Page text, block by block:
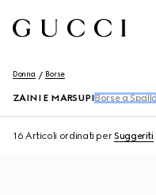
Donna Borse
ZAINI E MARSUPI Borse a Spalla
16 Articoli ordinati perSuggeriti